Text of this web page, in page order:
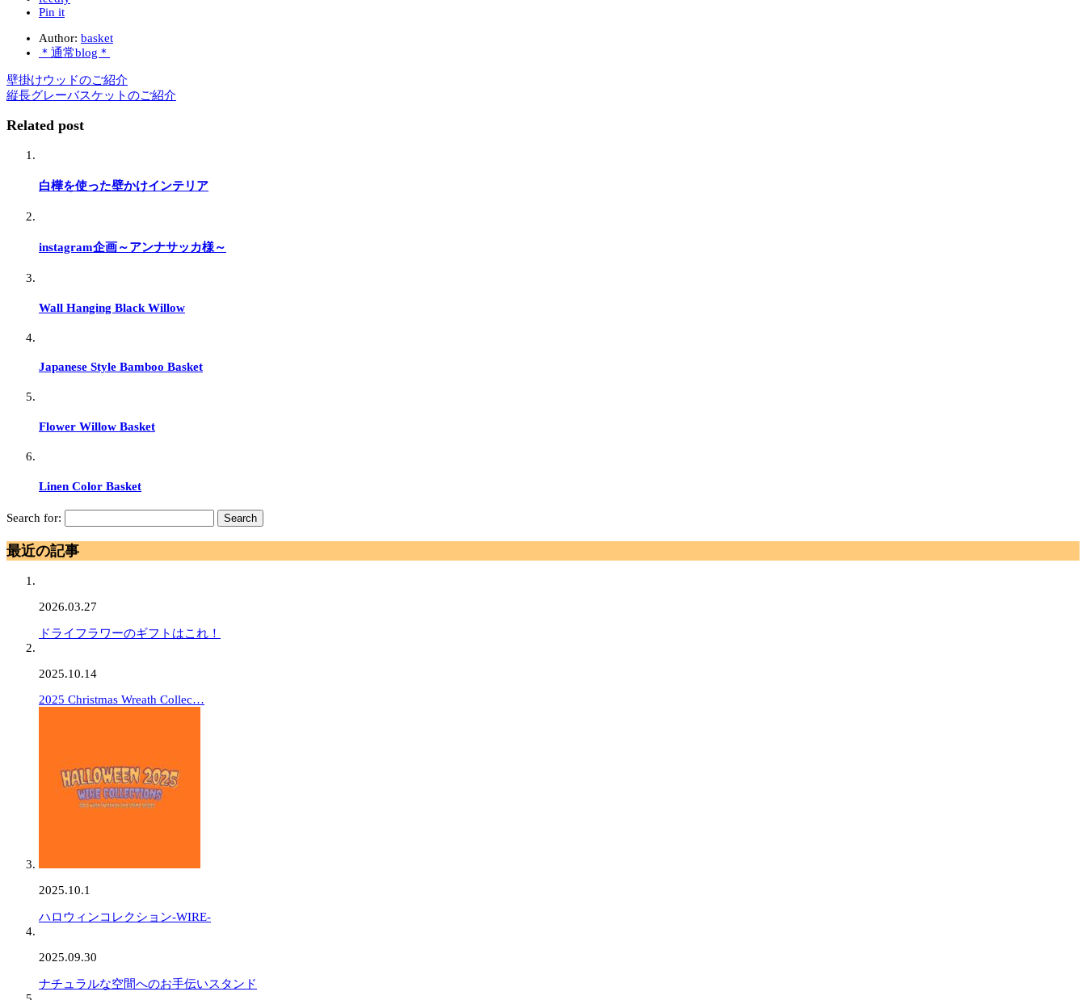
Pin it
Author: basket
＊通常blog＊
壁掛けウッドのご紹介
縦長グレーバスケットのご紹介
Related post
白樺を使った壁かけインテリア
instagram企画～アンナサッカ様～
Wall Hanging Black Willow
Japanese Style Bamboo Basket
Flower Willow Basket
Linen Color Basket
Search for:
最近の記事
2026.03.27
ドライフラワーのギフトはこれ！
2025.10.14
2025 Christmas Wreath Collec…
2025.10.1
ハロウィンコレクション-WIRE-
2025.09.30
ナチュラルな空間へのお手伝いスタンド